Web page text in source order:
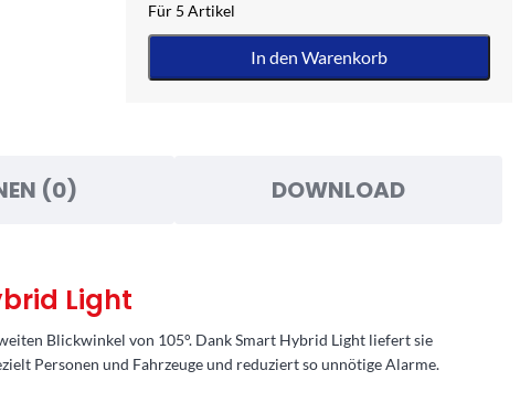
Für 5 Artikel
In den Warenkorb
(0) DOWNLOAD
Light
Blickwinkel von 105°. Dank Smart Hybrid Light liefert sie
Personen und Fahrzeuge und reduziert so unnötige Alarme.